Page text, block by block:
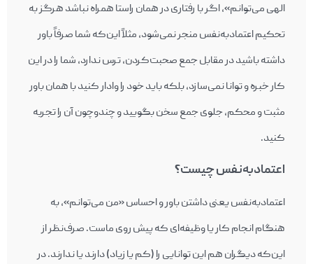
الهی می‌‎توانم»، اگر با رفتاری در همان راستا همراه نباشد هرگز به
تحکیم اعتمادبه‌نفس منجر نمی‌‎شود، مثلاً این‌که شما صرفاً باور
داشته باشید در مقابل جمع صحبت‌کردن، ترس ندارد، شما را در این
کار خبره و توانا نمی‌‎سازد، بلکه باید خود را وادار کنید با همان باور
مثبت و محکم، جلوی جمع سخن بگویید و چندوچون آن را تجربه
کنید.
اعتمادبه‌نفس چیست؟
اعتمادبه‌نفس یعنی داشتن باور و احساس «من می‌‎توانم»، به
هنگام انجام کار یا وظیفه‌ای که پیش روی ماست. صرف‌نظر از
این‌که دیگران هم این توانایی را (کم یا زیاد) دارند یا ندارند. در